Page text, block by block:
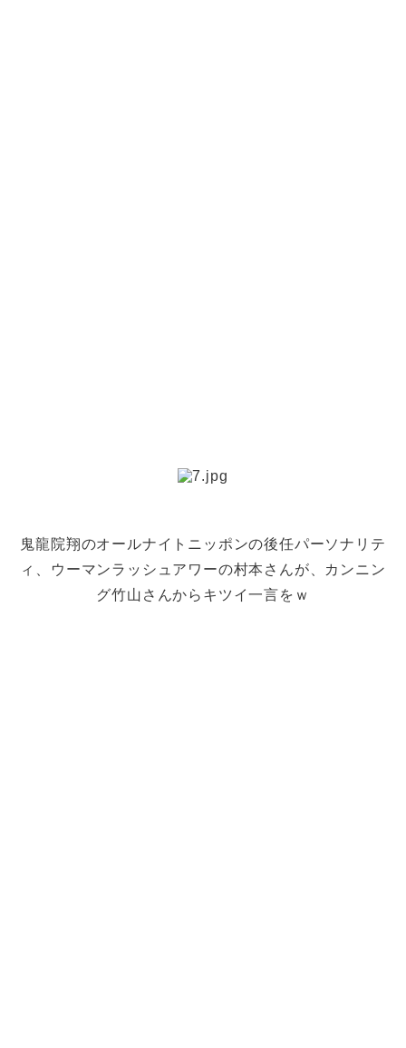
鬼龍院翔のオールナイトニッポンの後任パーソナリテ
ィ、ウーマンラッシュアワーの村本さんが、カンニン
グ竹山さんからキツイ一言をｗ